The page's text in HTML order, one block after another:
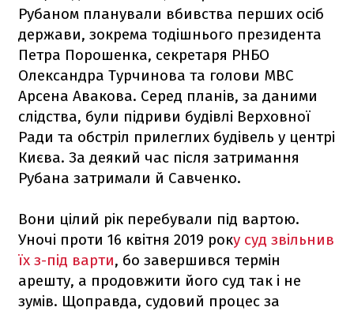
Рубаном планували вбивства перших осіб
держави, зокрема тодішнього президента
Петра Порошенка, секретаря РНБО
Олександра Турчинова та голови МВС
Арсена Авакова. Серед планів, за даними
слідства, були підриви будівлі Верховної
Ради та обстріл прилеглих будівель у центрі
Києва. За деякий час після затримання
Рубана затримали й Савченко.
Вони цілий рік перебували під вартою.
Уночі проти 16 квітня 2019 року суд звільнив
їх з-під варти, бо завершився термін
арешту, а продовжити його суд так і не
зумів. Щоправда, судовий процес за